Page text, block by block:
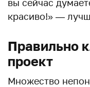
вы сейчас
красиво!» —
Правильно
проект
Множество